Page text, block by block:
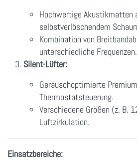
Hochwertige Akustikmatten
selbstverlöschendem
Kombination von
unterschiedliche Frequenzen.
Silent-Lüfter:
Geräuschoptimierte
Thermostatsteuerung.
Verschiedene Größen (z. B.
Luftzirkulation.
Einsatzbereiche: